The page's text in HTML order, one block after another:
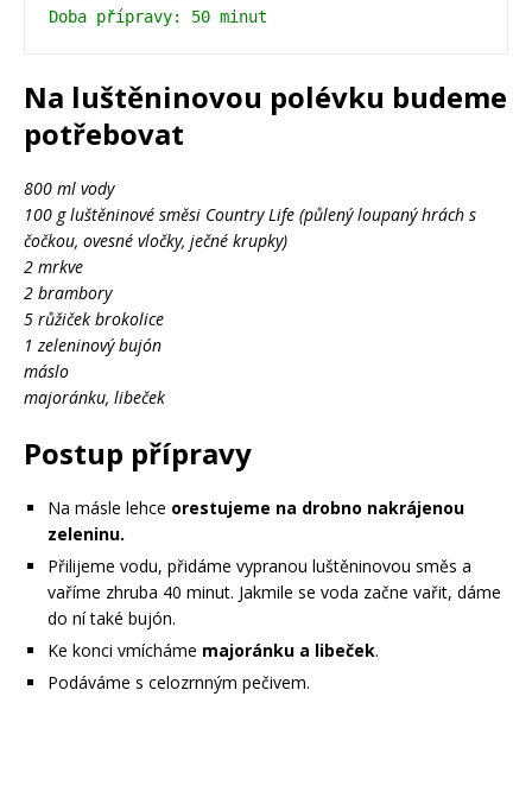
Na luštěninovou polévku budeme
potřebovat
800 ml vody
100 g luštěninové směsi Country Life (půlený loupaný hrách s
čočkou, ovesné vločky, ječné krupky)
2 mrkve
2 brambory
5 růžiček brokolice
1 zeleninový bujón
máslo
majoránku, libeček
Postup přípravy
Na másle lehce orestujeme na drobno nakrájenou
zeleninu.
Přilijeme vodu, přidáme vypranou luštěninovou směs a
vaříme zhruba 40 minut. Jakmile se voda začne vařit, dáme
do ní také bujón.
Ke konci vmícháme majoránku a libeček.
Podáváme s celozrnným pečivem.